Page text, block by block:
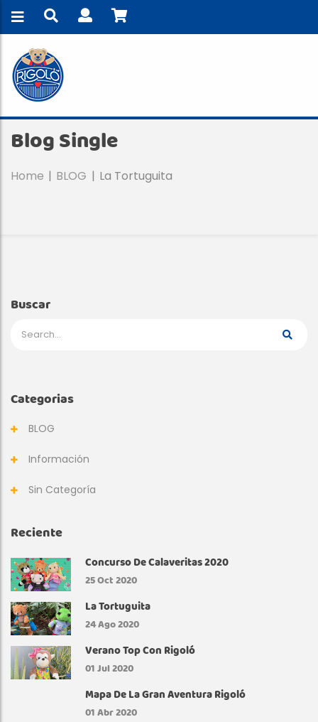
Blog Single
Home BLOG La Tortuguita
Buscar
Categorias
BLOG
Información
Sin Categoría
Reciente
Concurso De Calaveritas 2020
25Oct 2020
La Tortuguita
24Ago 2020
Verano Top Con Rigoló
01Jul 2020
Mapa De La Gran Aventura Rigoló
01Abr 2020